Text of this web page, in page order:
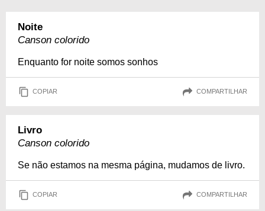
Noite
Canson colorido
Enquanto for noite somos sonhos
COPIAR COMPARTILHAR
Livro
Canson colorido
Se não estamos na mesma página, mudamos de livro.
COPIAR COMPARTILHAR